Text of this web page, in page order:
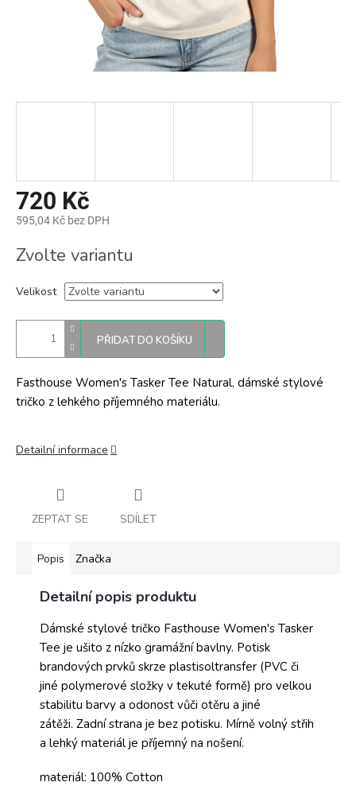
720 Kč
595,04 Kč bez DPH
cena:
Zvolte variantu
Velikost
PŘIDAT DO KOŠÍKU
Fasthouse Women's Tasker Tee Natural, dámské stylové
tričko z lehkého příjemného materiálu.
Detailní informace
ZEPTAT SE SDÍLET
Popis Značka
Detailní popis produktu
Dámské stylové tričko Fasthouse Women's Tasker
Tee je ušito z nízko gramážní bavlny. Potisk
brandových prvků skrze plastisoltransfer (PVC či
jiné polymerové složky v tekuté formě) pro velkou
stabilitu barvy a odonost vůči otěru a jiné
zátěži. Zadní strana je bez potisku. Mírně volný střih
a lehký materiál je příjemný na nošení.
materiál: 100% Cotton